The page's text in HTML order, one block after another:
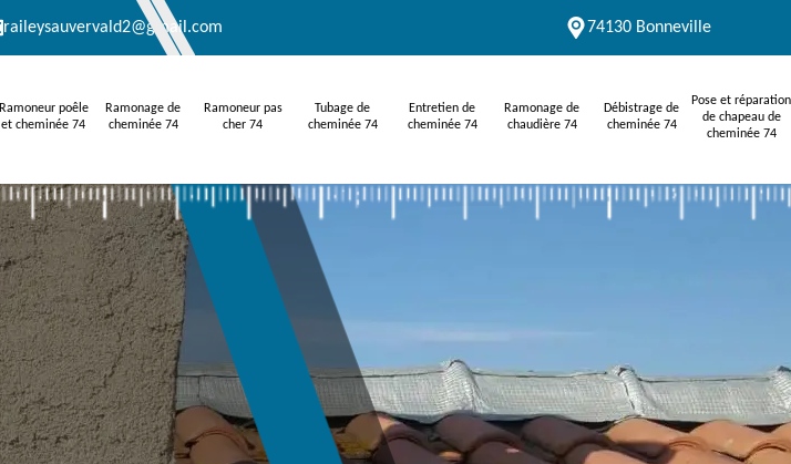
raileysauvervald2@gmail.com 74130 Bonneville
Ramoneur poêle
et cheminée 74
Ramonage de
cheminée 74
Ramoneur pas
cher 74
Tubage de
cheminée 74
Entretien de
cheminée 74
Ramonage de
chaudière 74
Débistrage de
cheminée 74
Pose et réparation
de chapeau de
cheminée 74